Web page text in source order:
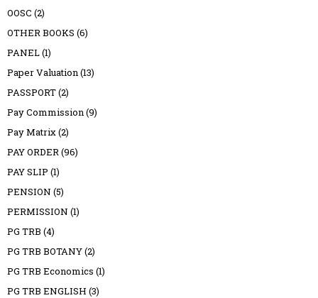
OOSC (2)
OTHER BOOKS (6)
PANEL(1)
Paper Valuation(13)
PASSPORT(2)
Pay Commission(9)
Pay Matrix(2)
PAY ORDER(96)
PAY SLIP (1)
PENSION (5)
PERMISSION (1)
PG TRB (4)
PG TRB BOTANY(2)
PG TRB Economics (1)
PG TRB ENGLISH (3)